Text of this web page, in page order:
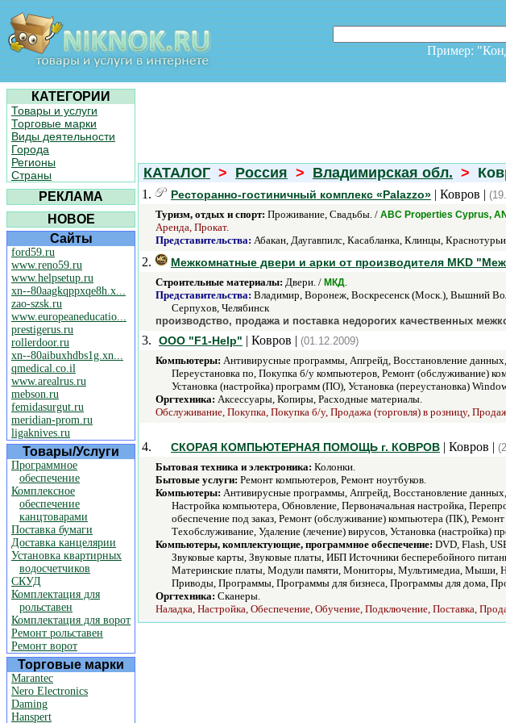
Пример:
КАТЕГОРИИ
Товары и услуги
Торговые марки
Виды деятельности
Города
Регионы
Страны
РЕКЛАМА
НОВОЕ
Сайты
ford59.ru
www.reno59.ru
www.helpsetup.ru
xn--80aagkqppxqe8h.x...
zao-szsk.ru
www.europeaneducatio...
prestigerus.ru
rollerdoor.ru
xn--80aibuxhdbs1g.xn...
qmedical.co.il
www.arealrus.ru
mebson.ru
femidasurgut.ru
meridian-prom.ru
ligaknives.ru
Товары/Услуги
Программное
обеспечение
Комплексное
обеспечение
канцтоварами
Поставка бумаги
Доставка канцелярии
Установка квартирных
водосчетчиков
СКУД
Комплектация для
рольставен
Комплектация для ворот
Ремонт рольставен
Ремонт ворот
Торговые марки
Marantec
Nero Electronics
Daming
Hanspert
КАТАЛОГ > Россия > Владимирская обл. >
1.
Ресторанно-гостиничный комплекс «Palazzo» | Ковров |
Туризм, отдых и спорт: Проживание, Свадьбы. / ABC Properties Cyprus,
Аренда, Прокат.
Представительства: Абакан, Даугавпилс, Касабланка, Клинцы,
2. Межкомнатные двери и арки от производителя MKD
Строительные материалы: Двери. / МКД.
Представительства: Владимир, Воронеж, Воскресенск (Моск.), Вышний
Серпухов, Челябинск
производство, продажа и поставка недорогих качественных
3. ООО "F1-Help" | Ковров | (01.12.2009)
Компьютеры: Антивирусные программы, Апгрейд, Восстановление
Переустановка по, Покупка б/у компьютеров, Ремонт (обслуживание)
Установка (настройка) программ (ПО), Установка (переустановка)
Оргтехника: Аксессуары, Копиры, Расходные материалы.
Обслуживание, Покупка, Покупка б/у, Продажа (торговля) в розницу,
4. СКОРАЯ КОМПЬЮТЕРНАЯ ПОМОЩЬ г. КОВРОВ | Ковров |
Бытовая техника и электроника: Колонки.
Бытовые услуги: Ремонт компьютеров, Ремонт ноутбуков.
Компьютеры: Антивирусные программы, Апгрейд, Восстановление
Настройка компьютера, Обновление, Первоначальная настройка,
обеспечение под заказ, Ремонт (обслуживание) компьютера (ПК),
Техобслуживание, Удаление (лечение) вирусов, Установка (настройка)
Компьютеры, комплектующие, программное обеспечение: DVD, Flash,
Звуковые карты, Звуковые платы, ИБП Источники бесперебойного
Материнские платы, Модули памяти, Мониторы, Мультимедиа, Мыши,
Приводы, Программы, Программы для бизнеса, Программы для дома,
Оргтехника: Сканеры.
Наладка, Настройка, Обеспечение, Обучение, Подключение, Поставка,